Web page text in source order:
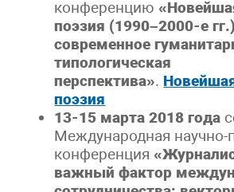
конференцию
поэзия (1990–2000-е
современное
типологическая
перспектива».
поэзия
13-15 марта 2018 года
Международная научно-
конференция
важный фактор